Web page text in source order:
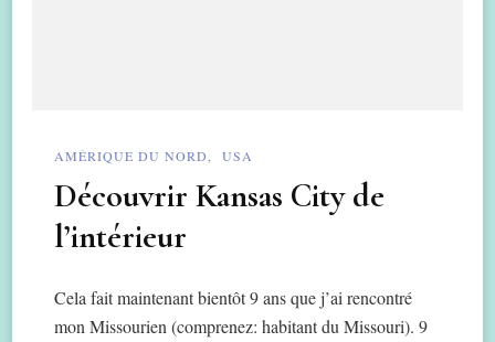
AMÉRIQUE DU NORD USA
Découvrir Kansas City de
l’intérieur
Cela fait maintenant bientôt 9 ans que j’ai rencontré
mon Missourien (comprenez: habitant du Missouri). 9